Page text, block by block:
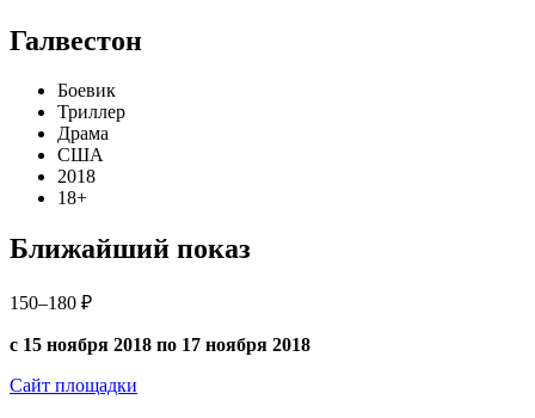
Галвестон
Боевик
Триллер
Драма
США
2018
18+
Ближайший показ
150–180 ₽
с 15 ноября 2018 по 17 ноября 2018
Сайт площадки